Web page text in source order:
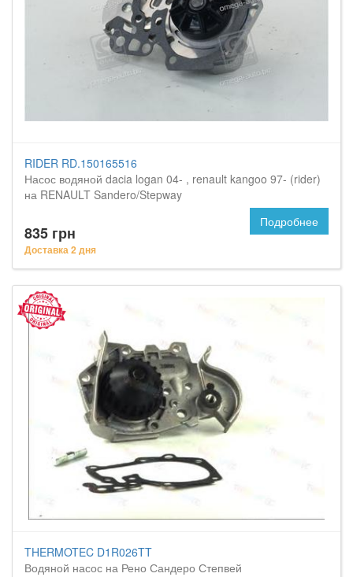
RIDER RD.150165516
Насос водяной dacia logan 04- , renault kangoo 97- (rider)
на RENAULT Sandero/Stepway
835 грн
Доставка 2 дня
Подробнее
THERMOTEC D1R026TT
Водяной насос на Рено Сандеро Степвей